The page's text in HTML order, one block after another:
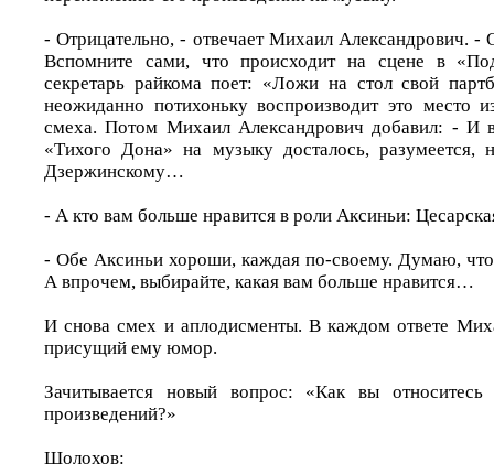
- Отрицательно, - отвечает Михаил Александрович. -
Вспомните сами, что происходит на сцене в
секретарь райкома поет: «Ложи на стол свой
неожиданно потихоньку воспроизводит это место
смеха. Потом Михаил Александрович добавил: - И
«Тихого Дона» на музыку досталось, разумеется,
Дзержинскому…
- А кто вам больше нравится в роли Аксиньи:
- Обе Аксиньи хороши, каждая по-своему. Думаю, что
А впрочем, выбирайте, какая вам больше нравится…
И снова смех и аплодисменты. В каждом ответе
присущий ему юмор.
Зачитывается новый вопрос: «Как вы
произведений?»
Шолохов: